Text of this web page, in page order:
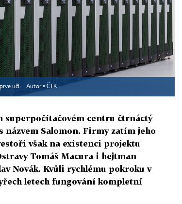
učí. Autor ▪ ČTK
superpočítačovém centru čtrnáctý
názvem Salomon. Firmy zatím jeho
však na existenci projektu
Tomáš Macura i hejtman
Novák. Kvůli rychlému pokroku v
letech fungování kompletní